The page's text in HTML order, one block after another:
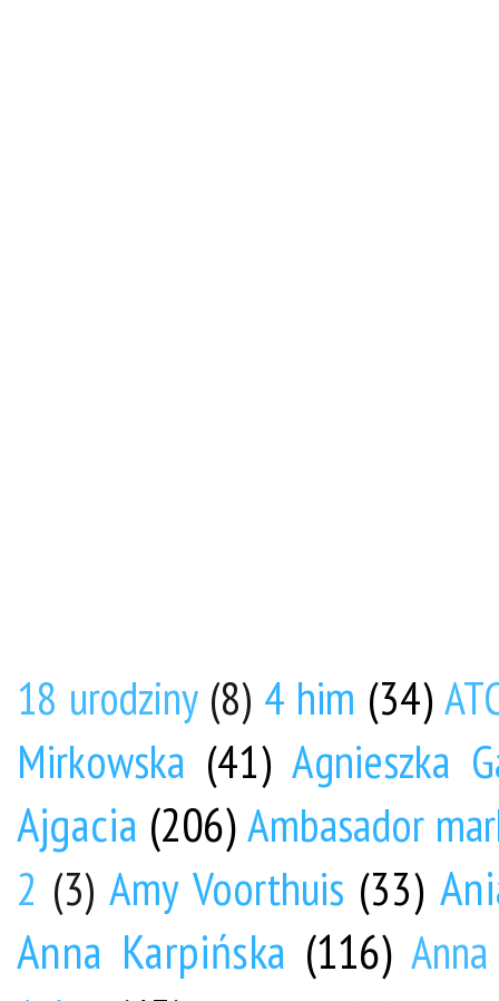
18 urodziny (8) 4 him (34)
Mirkowska (41) Agnieszka
Ajgacia (206)Ambasador
2 (3) Amy Voorthuis (33)
Anna Karpińska (116)